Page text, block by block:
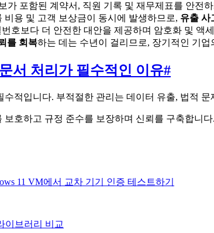
가 포함된 계약서, 직원 기록 및 재무제표를 안전
비용 및 고객 보상금이 동시에 발생하므로, 유출 사
호보다 더 안전한 대안을 제공하며 암호화 및
를 회복하는 데는 수년이 걸리므로, 장기적인 기
서 처리가 필수적인 이유#
적입니다. 부적절한 관리는 데이터 유출, 법적
호하고 규정 준수를 보장하며 신뢰를 구축합니다.
11 VM에서 교차 기기 인증 테스트하기
이브러리 비교